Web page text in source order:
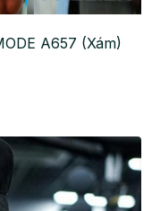
A657 (Xám)